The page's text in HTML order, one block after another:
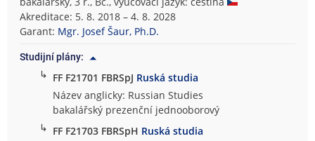
Akreditace: 5. 8. 2018 – 4. 8. 2028
Garant: Mgr. Josef Šaur, Ph.D.
Studijní plány:
↳ FF F21701 FBRSpJ Ruská studia
Název anglicky: Russian Studies
bakalářský prezenční jednooborový
↳ FF F21703 FBRSpH Ruská studia